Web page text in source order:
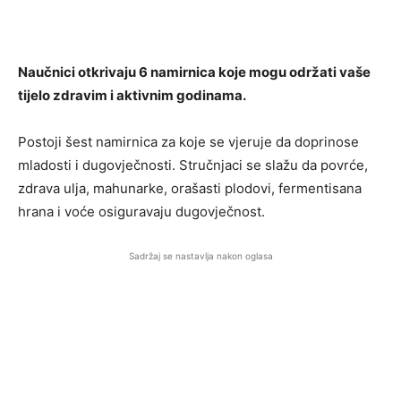
Naučnici otkrivaju 6 namirnica koje mogu održati vaše
tijelo zdravim i aktivnim godinama.
Postoji šest namirnica za koje se vjeruje da doprinose
mladosti i dugovječnosti. Stručnjaci se slažu da povrće,
zdrava ulja, mahunarke, orašasti plodovi, fermentisana
hrana i voće osiguravaju dugovječnost.
Sadržaj se nastavlja nakon oglasa